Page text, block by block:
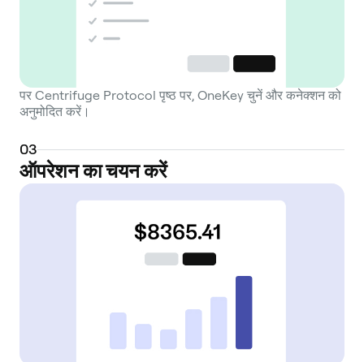
पर Centrifuge Protocol पृष्ठ पर, OneKey चुनें और कनेक्शन को
अनुमोदित करें।
03
ऑपरेशन का चयन करें